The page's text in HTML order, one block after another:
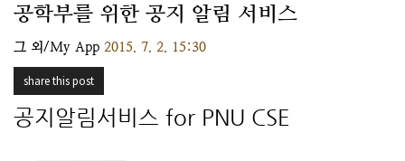
공학부를 위한 공지 알림 서비스
그 외/My App 2015. 7. 2. 15:30
share this post
공지알림서비스 for PNU CSE